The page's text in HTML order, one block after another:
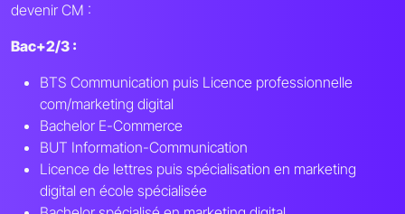
devenir CM :
Bac+2/3 :
BTS Communication puis Licence professionnelle
com/marketing digital
Bachelor E-Commerce
BUT Information-Communication
Licence de lettres puis spécialisation en marketing
digital en école spécialisée